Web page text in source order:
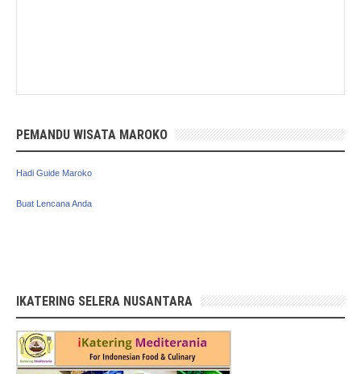
PEMANDU WISATA MAROKO
Hadi Guide Maroko
Buat Lencana Anda
IKATERING SELERA NUSANTARA